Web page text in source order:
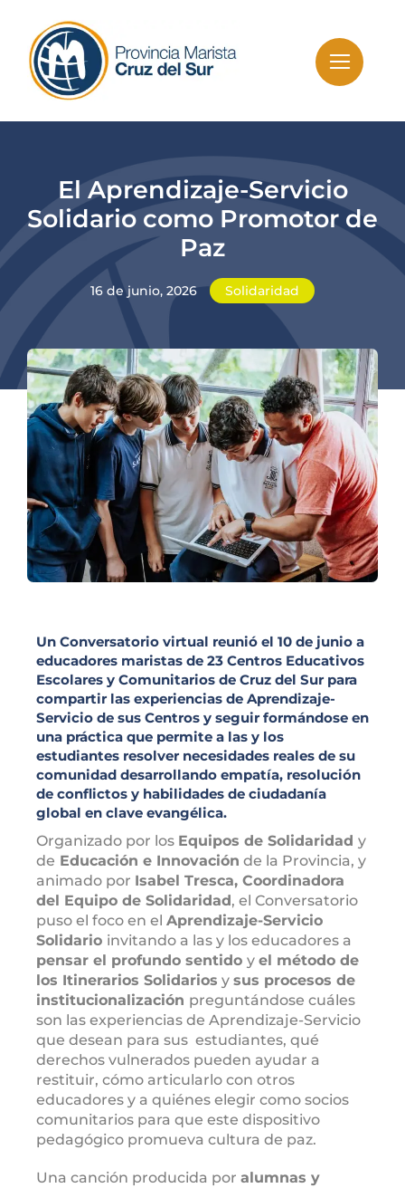
content
El Aprendizaje-Servicio
Solidario como Promotor de
Paz
16 de junio, 2026 Solidaridad
Un Conversatorio virtual reunió el 10 de junio a
educadores maristas de 23 Centros Educativos
Escolares y Comunitarios de Cruz del Sur para
compartir las experiencias de Aprendizaje-
Servicio de sus Centros y seguir formándose en
una práctica que permite a las y los
estudiantes resolver necesidades reales de su
comunidad desarrollando empatía, resolución
de conflictos y habilidades de ciudadanía
global en clave evangélica.
Organizado por los Equipos de Solidaridad y
de Educación e Innovación de la Provincia, y
animado por Isabel Tresca, Coordinadora
del Equipo de Solidaridad , el Conversatorio
puso el foco en el Aprendizaje-Servicio
Solidario invitando a las y los educadores a
pensar el profundo sentido y el método de
los Itinerarios Solidarios y sus procesos de
institucionalización preguntándose cuáles
son las experiencias de Aprendizaje-Servicio
que desean para sus estudiantes, qué
derechos vulnerados pueden ayudar a
restituir, cómo articularlo con otros
educadores y a quiénes elegir como socios
comunitarios para que este dispositivo
pedagógico promueva cultura de paz.
Una canción producida por alumnas y